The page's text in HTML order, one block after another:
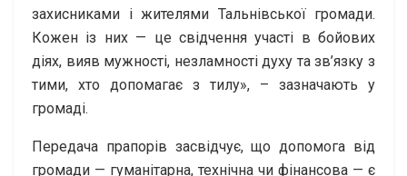
захисниками і жителями Тальнівської громади.
Кожен із них — це свідчення участі в бойових
діях, вияв мужності, незламності духу та зв’язку з
тими, хто допомагає з тилу», – зазначають у
громаді.
Передача прапорів засвідчує, що допомога від
громади — гуманітарна, технічна чи фінансова — є